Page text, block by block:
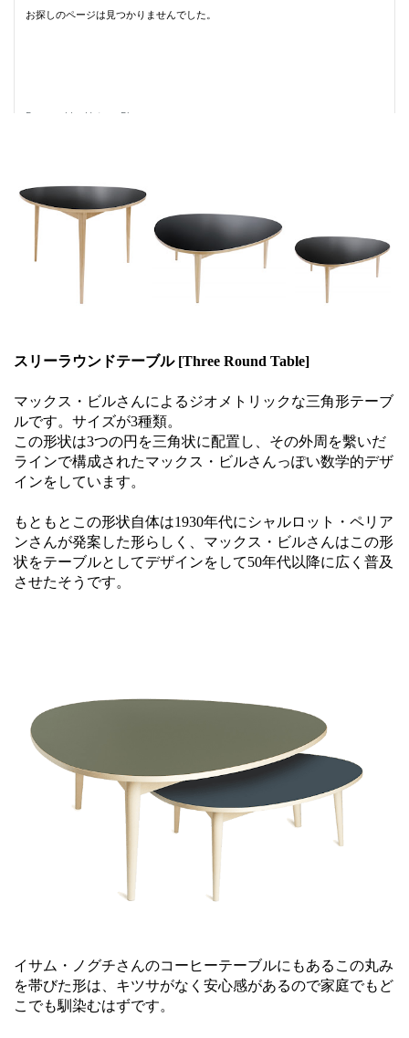
スリーラウンドテーブル [Three Round Table]
マックス・ビルさんによるジオメトリックな三角形テーブ
ルです。サイズが3種類。
この形状は3つの円を三角状に配置し、その外周を繫いだ
ラインで構成されたマックス・ビルさんっぽい数学的デザ
インをしています。
もともとこの形状自体は1930年代にシャルロット・ペリア
ンさんが発案した形らしく、マックス・ビルさんはこの形
状をテーブルとしてデザインをして50年代以降に広く普及
させたそうです。
イサム・ノグチさんのコーヒーテーブルにもあるこの丸み
を帯びた形は、キツサがなく安心感があるので家庭でもど
こでも馴染むはずです。